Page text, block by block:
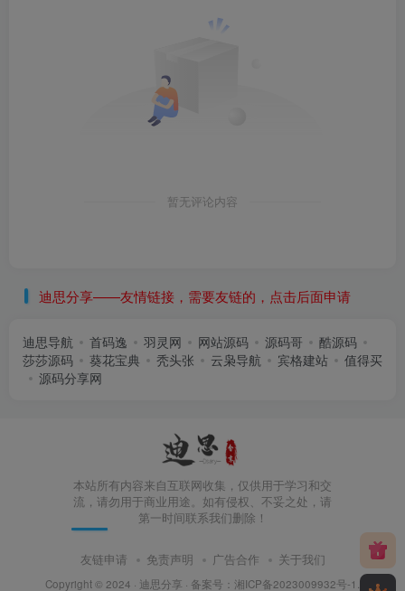
暂无评论内容
迪思分享——友情链接，需要友链的，点击后面申请
迪思导航 首码逸 羽灵网 网站源码 源码哥
酷源码
莎莎源码
葵花宝典 秃头张 云枭导航 宾格建站
值得买
源码分享网
本站所有内容来自互联网收集，仅供用于学习和交
流，请勿用于商业用途。如有侵权、不妥之处，请
第一时间联系我们删除！
友链申请 免责声明 广告合作 关于我们
Copyright © 2024 · 迪思分享 · 备案号： 湘ICP备2023009932号-1